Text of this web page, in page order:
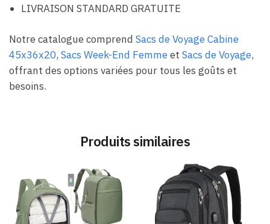
LIVRAISON STANDARD GRATUITE
Notre catalogue comprend Sacs de Voyage Cabine
45x36x20, Sacs Week-End Femmeet Sacs de Voyage,
offrant des options variées pour tous les goûts et
besoins.
Produits similaires